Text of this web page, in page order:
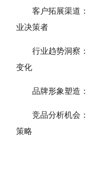
客户拓展渠道
业决策者
行业趋势洞察
变化
品牌形象塑造
竞品分析机会
策略